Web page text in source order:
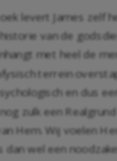
levert James zelf
van de
met heel de
terrein
en dus
zulk een
Hem. Wij voelen
wel een